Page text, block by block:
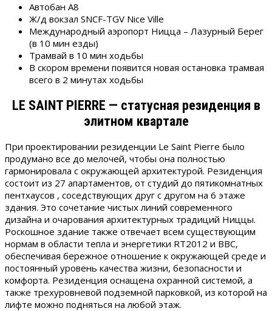
Автобан A8
Ж/д вокзал SNCF-TGV Nice Ville
Международный аэропорт Ницца – Лазурный Берег
(в 10 мин езды)
Трамвай в 10 мин ходьбы
В скором времени появится новая остановка трамвая
всего в 2 минутах ходьбы
LE SAINT PIERRE — статусная резиденция в
элитном квартале
При проектировании резиденции Le Saint Pierre было
продумано все до мелочей, чтобы она полностью
гармонировала с окружающей архитектурой. Резиденция
состоит из 27 апартаментов, от студий до пятикомнатных
пентхаусов , соседствующих друг с другом на 6 этаже
здания. Это сочетание чистых линий современного
дизайна и очарования архитектурных традиций Ниццы.
Роскошное здание также отвечает всем существующим
нормам в области тепла и энергетики RT2012 и BBC,
обеспечивая бережное отношение к окружающей среде и
постоянный уровень качества жизни, безопасности и
комфорта. Резиденция оснащена охранной системой, а
также трехуровневой подземной парковкой, из которой на
лифте можно подняться на любой этаж.